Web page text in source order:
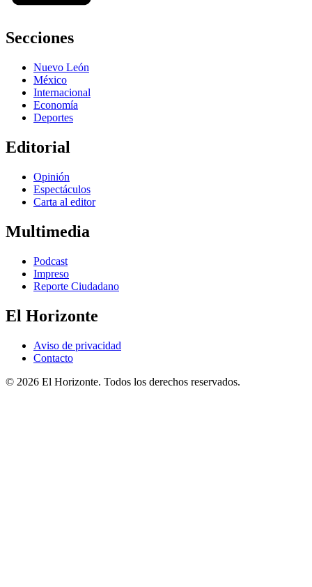
Secciones
Nuevo León
México
Internacional
Economía
Deportes
Editorial
Opinión
Espectáculos
Carta al editor
Multimedia
Podcast
Impreso
Reporte Ciudadano
El Horizonte
Aviso de privacidad
Contacto
© 2026 El Horizonte. Todos los derechos reservados.